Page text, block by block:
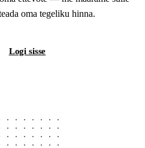
oma tegeliku hinna.
Logi sisse